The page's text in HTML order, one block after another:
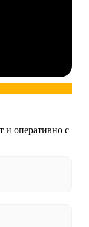
и оперативно с